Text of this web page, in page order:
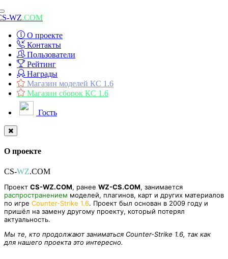
Toggle
navigation
WZ.COM
О проекте
Контакты
Пользователи
Рейтинг
Награды
Магазин моделей КС 1.6
Магазин сборок КС 1.6
Гость
О проекте
CS-WZ.COM
Проект CS-WZ.COM, ранее WZ-CS.COM, занимается
распространением моделей, плагинов, карт и других материалов
по игре Counter-Strike 1.6. Проект был основан в 2009 году и
пришёл на замену другому проекту, который потерял
актуальность.
Мы те, кто продолжают заниматься Counter-Strike 1.6, так как
для нашего проекта это интересно.